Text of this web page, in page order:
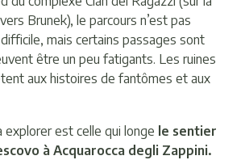
Brunek), le parcours n’est pas
mais certains passages sont
être un peu fatigants. Les ruines
aux histoires de fantômes et aux
explorer est celle qui longe le sentier
à Acquarocca degli Zappini.